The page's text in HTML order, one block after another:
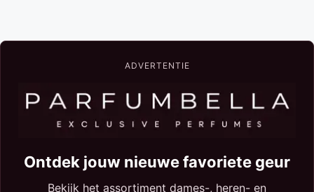
ADVERTENTIE
Ontdek jouw nieuwe favoriete geur
Bekijk het assortiment dames-, heren- en